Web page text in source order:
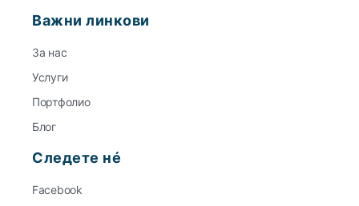
Важни линкови
За нас
Услуги
Портфолио
Блог
Следете нé
Facebook